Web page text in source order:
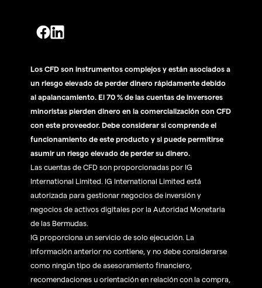
Los CFD son instrumentos complejos y están asociados a
un riesgo elevado de perder dinero rápidamente debido
al apalancamiento. El 70 % de las cuentas de inversores
minoristas pierden dinero en la comercialización con CFD
con este proveedor. Debe considerar si comprende el
funcionamiento de este producto y si puede permitirse
asumir un riesgo elevado de perder su dinero.
Las cuentas de CFD son proporcionadas por IG
International Limited. IG International Limited está
autorizada para gestionar negocios de inversión y
negocios de activos digitales por la Autoridad Monetaria
de las Bermudas.
IG proporciona un servicio de solo ejecución. La
información anterior no contiene, y no debe considerarse
como ningún tipo de asesoramiento financiero,
recomendaciones u orientación en relación con la compra,